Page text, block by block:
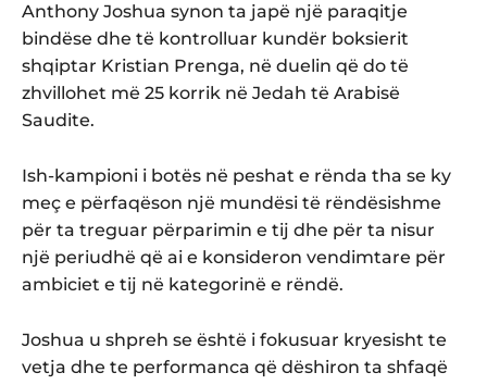
Anthony Joshua synon ta japë një paraqitje
bindëse dhe të kontrolluar kundër boksierit
shqiptar Kristian Prenga, në duelin që do të
zhvillohet më 25 korrik në Jedah të Arabisë
Saudite.
Ish-kampioni i botës në peshat e rënda tha se ky
meç e përfaqëson një mundësi të rëndësishme
për ta treguar përparimin e tij dhe për ta nisur
një periudhë që ai e konsideron vendimtare për
ambiciet e tij në kategorinë e rëndë.
Joshua u shpreh se është i fokusuar kryesisht te
vetja dhe te performanca që dëshiron ta shfaqë